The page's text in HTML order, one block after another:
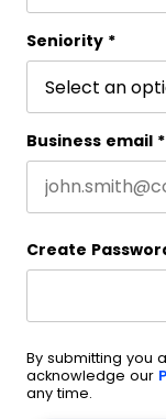
Seniority *
Business email *
Create
By submitting you
acknowledge our
any time.